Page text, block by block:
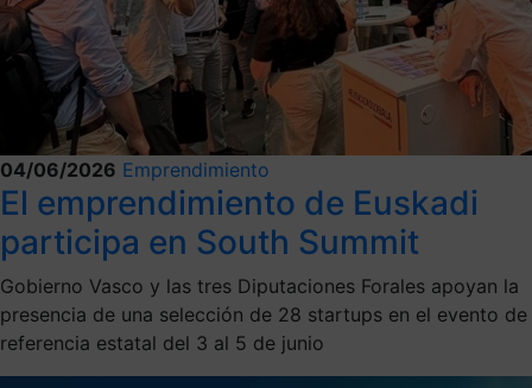
04/06/2026 Emprendimiento
El emprendimiento de Euskadi
participa en South Summit
Gobierno Vasco y las tres Diputaciones Forales apoyan la
presencia de una selección de 28 startups en el evento de
referencia estatal del 3 al 5 de junio